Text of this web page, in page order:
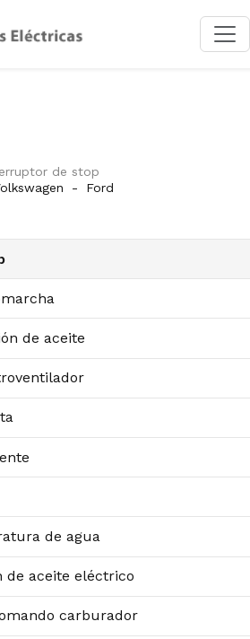
de stop
- Ford
de aceite
de agua
de aceite eléctrico
carburador